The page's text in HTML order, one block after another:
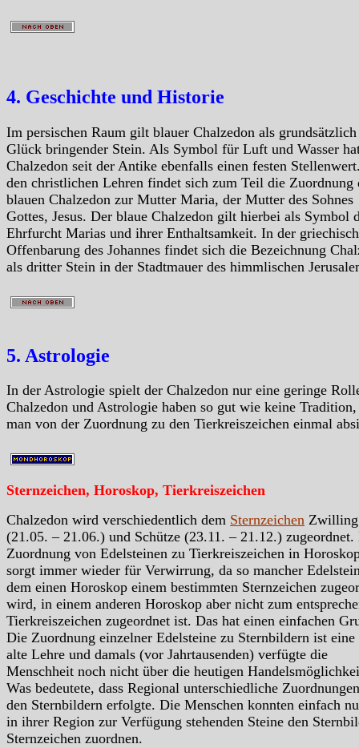
4. Geschichte und Historie
Im persischen Raum gilt blauer Chalzedon als grundsätzlich
Glück bringender Stein. Als Symbol für Luft und Wasser
Chalzedon seit der Antike ebenfalls einen festen
den christlichen Lehren findet sich zum Teil die Zuordnung
blauen Chalzedon zur Mutter Maria, der Mutter des Sohnes
Gottes, Jesus. Der blaue Chalzedon gilt hierbei als Symbol
Ehrfurcht Marias und ihrer Enthaltsamkeit. In der
Offenbarung des Johannes findet sich die Bezeichnung
als dritter Stein in der Stadtmauer des himmlischen
5. Astrologie
In der Astrologie spielt der Chalzedon nur eine geringe
Chalzedon und Astrologie haben so gut wie keine
man von der Zuordnung zu den Tierkreiszeichen einmal
Sternzeichen, Horoskop, Tierkreiszeichen
Chalzedon wird verschiedentlich dem Sternzeichen Zwilling
(21.05. – 21.06.) und Schütze (23.11. – 21.12.) zugeordnet.
Zuordnung von Edelsteinen zu Tierkreiszeichen in
sorgt immer wieder für Verwirrung, da so mancher
dem einen Horoskop einem bestimmten Sternzeichen
wird, in einem anderen Horoskop aber nicht zum
Tierkreiszeichen zugeordnet ist. Das hat einen einfachen
Die Zuordnung einzelner Edelsteine zu Sternbildern ist eine
alte Lehre und damals (vor Jahrtausenden) verfügte die
Menschheit noch nicht über die heutigen
Was bedeutete, dass Regional unterschiedliche
den Sternbildern erfolgte. Die Menschen konnten einfach
in ihrer Region zur Verfügung stehenden Steine den
Sternzeichen zuordnen.